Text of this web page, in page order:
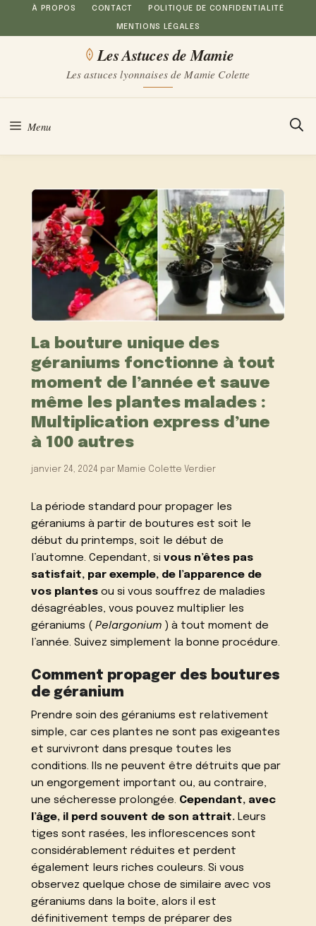
Aller
au
À PROPOS CONTACT POLITIQUE DE CONFIDENTIALITÉ
MENTIONS LÉGALES
Les Astuces de Mamie
Les astuces lyonnaises de Mamie Colette
Menu
La bouture unique des
géraniums fonctionne à tout
moment de l’année et sauve
même les plantes malades :
Multiplication express d’une
à 100 autres
janvier 24, 2024 par Mamie Colette Verdier
La période standard pour propager les
géraniums à partir de boutures est soit le
début du printemps, soit le début de
l’automne. Cependant, sivous n’êtes pas
satisfait, par exemple, de l’apparence de
vos plantes ou si vous souffrez de maladies
désagréables, vous pouvez multiplier les
géraniums (Pelargonium ) à tout moment de
l’année. Suivez simplement la bonne procédure.
Comment propager des boutures
de géranium
Prendre soin des géraniums est relativement
simple, car ces plantes ne sont pas exigeantes
et survivront dans presque toutes les
conditions. Ils ne peuvent être détruits que par
un engorgement important ou, au contraire,
une sécheresse prolongée. Cependant, avec
l’âge, il perd souvent de son attrait.Leurs
tiges sont rasées, les inflorescences sont
considérablement réduites et perdent
également leurs riches couleurs. Si vous
observez quelque chose de similaire avec vos
géraniums dans la boîte, alors il est
définitivement temps de préparer des